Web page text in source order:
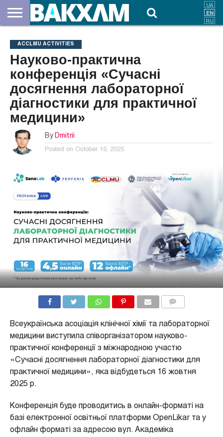
US
DOCUMENTS
NEWS
CONTACTS
ACCLMU ACTIVITIES
Науково-практична
конференція «Сучасні
досягнення лабораторної
діагностики для практичної
медицини»
By Dmitrii
Posted on October 15, 2025
Всеукраїнська асоціація клінічної хімії та лабораторної
медицини виступила співорганізатором науково-
практичної конференції з міжнародною участю
«Сучасні досягнення лабораторної діагностики для
практичної медицини», яка відбудеться 16 жовтня
2025 р.
Конференція буде проводитись в онлайн-форматі на
базі електронної освітньої платформи OpenLikar та у
офлайн форматі за адресою вул. Академіка